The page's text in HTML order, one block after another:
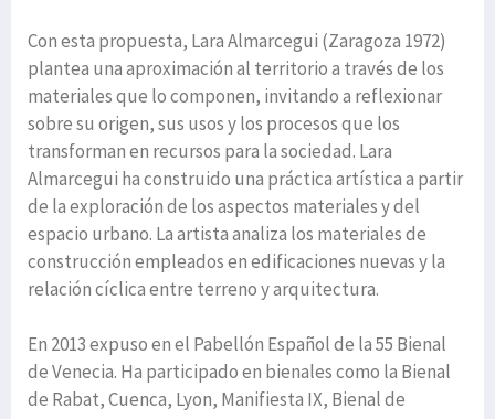
Con esta propuesta, Lara Almarcegui (Zaragoza 1972)
plantea una aproximación al territorio a través de los
materiales que lo componen, invitando a reflexionar
sobre su origen, sus usos y los procesos que los
transforman en recursos para la sociedad. Lara
Almarcegui ha construido una práctica artística a partir
de la exploración de los aspectos materiales y del
espacio urbano. La artista analiza los materiales de
construcción empleados en edificaciones nuevas y la
relación cíclica entre terreno y arquitectura.
En 2013 expuso en el Pabellón Español de la 55 Bienal
de Venecia. Ha participado en bienales como la Bienal
de Rabat, Cuenca, Lyon, Manifiesta IX, Bienal de